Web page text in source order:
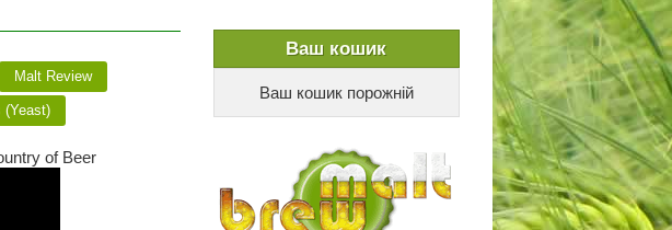
Ваш кошик
Ваш кошик порожній
Malt Review
(Yeast)
of Beer